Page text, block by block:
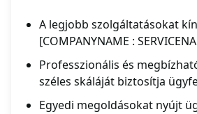
A legjobb szolgáltatásokat
[COMPANYNAME :
Professzionális és
széles skáláját biztosítja
Egyedi megoldásokat nyújt